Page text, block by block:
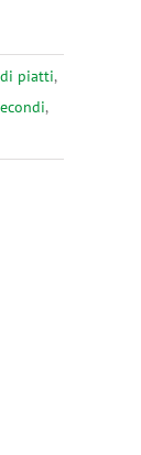
piatti,
,